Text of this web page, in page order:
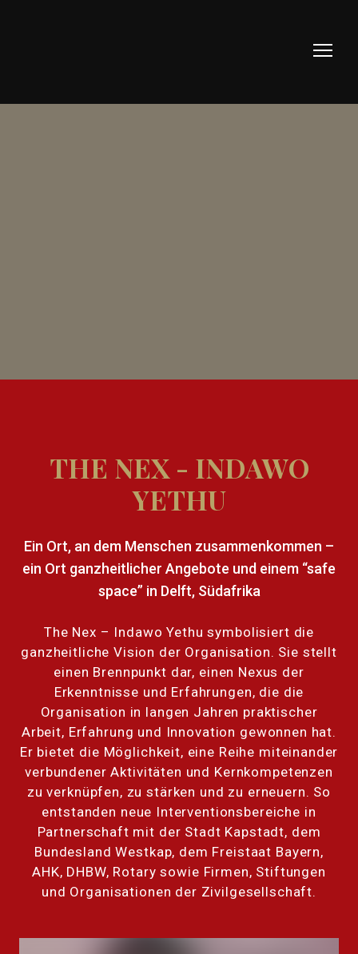
THE NEX - INDAWO
YETHU
Ein Ort, an dem Menschen zusammenkommen –
ein Ort ganzheitlicher Angebote und einem “safe
space” in Delft, Südafrika
The Nex – Indawo Yethu symbolisiert die
ganzheitliche Vision der Organisation. Sie stellt
einen Brennpunkt dar, einen Nexus der
Erkenntnisse und Erfahrungen, die die
Organisation in langen Jahren praktischer
Arbeit, Erfahrung und Innovation gewonnen hat.
Er bietet die Möglichkeit, eine Reihe miteinander
verbundener Aktivitäten und Kernkompetenzen
zu verknüpfen, zu stärken und zu erneuern. So
entstanden neue Interventionsbereiche in
Partnerschaft mit der Stadt Kapstadt, dem
Bundesland Westkap, dem Freistaat Bayern,
AHK, DHBW, Rotary sowie Firmen, Stiftungen
und Organisationen der Zivilgesellschaft.